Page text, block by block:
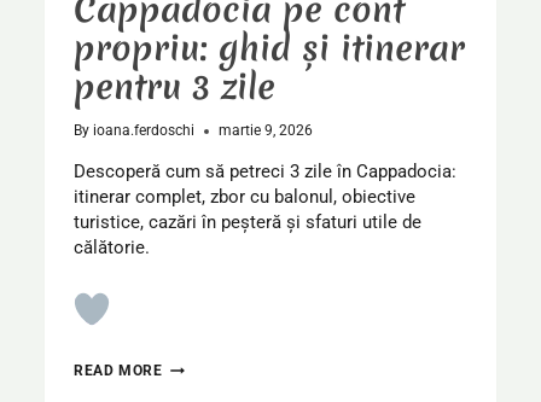
Cappadocia pe cont
propriu: ghid și itinerar
pentru 3 zile
By ioana.ferdoschi martie 9, 2026
Descoperă cum să petreci 3 zile în Cappadocia:
itinerar complet, zbor cu balonul, obiective
turistice, cazări în peșteră și sfaturi utile de
călătorie.
READ MORECAPPADOCIA